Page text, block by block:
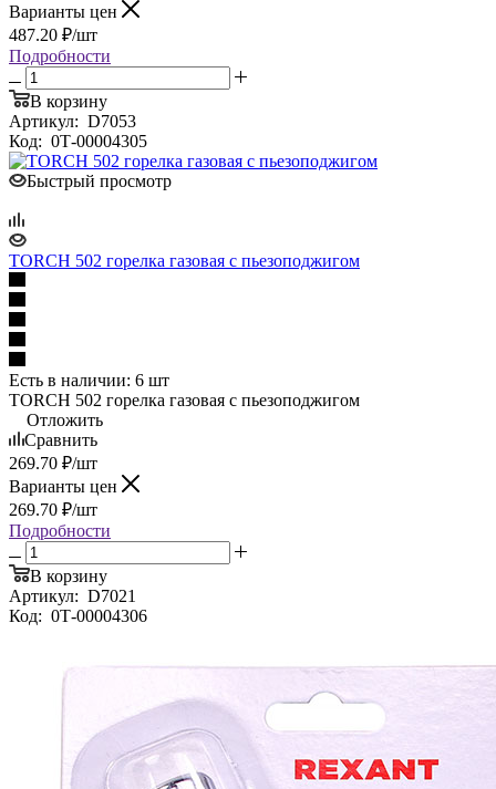
Варианты цен
487.20 ₽/шт
Подробности
В корзину
Артикул: D7053
Код: 0Т-00004305
Быстрый просмотр
TORCH 502 горелка газовая с пьезоподжигом
Есть в наличии: 6 шт
TORCH 502 горелка газовая с пьезоподжигом
Отложить
Сравнить
269.70 ₽/шт
Варианты цен
269.70 ₽/шт
Подробности
В корзину
Артикул: D7021
Код: 0Т-00004306